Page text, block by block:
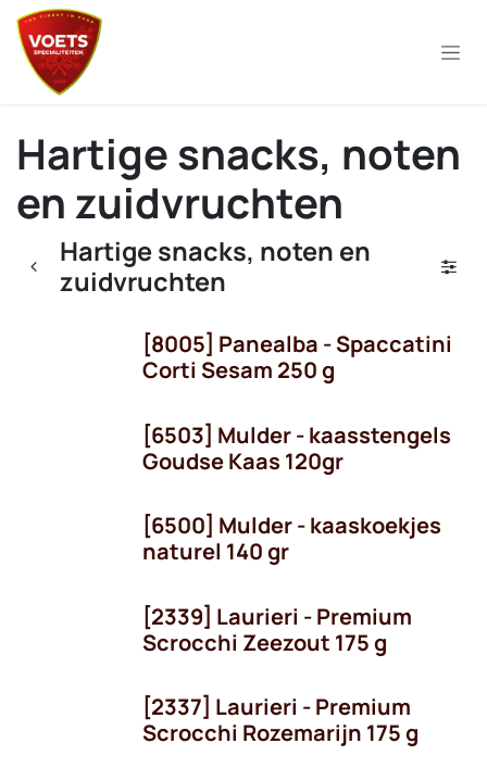
Overslaan naar inhoud
Hartige snacks, noten
en zuidvruchten
Hartige snacks, noten en
zuidvruchten
[8005] Panealba - Spaccatini
Corti Sesam 250 g
[6503] Mulder - kaasstengels
Goudse Kaas 120gr
[6500] Mulder - kaaskoekjes
naturel 140 gr
[2339] Laurieri - Premium
Scrocchi Zeezout 175 g
[2337] Laurieri - Premium
Scrocchi Rozemarijn 175 g